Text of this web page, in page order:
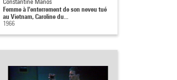
Femme à l'enterrement de son neveu tué
au Vietnam, Caroline du...
1966